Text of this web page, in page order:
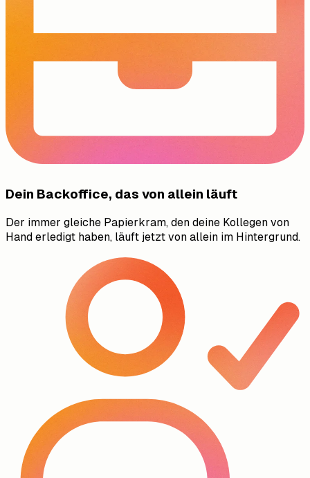
Dein Backoffice, das von allein läuft
Der immer gleiche Papierkram, den deine Kollegen von
Hand erledigt haben, läuft jetzt von allein im Hintergrund.